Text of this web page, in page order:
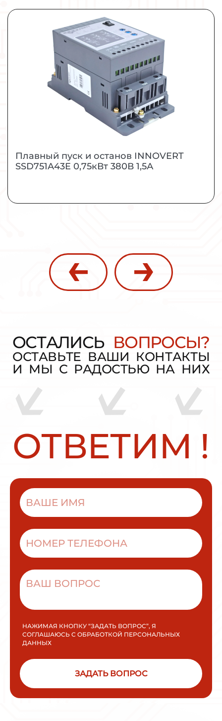
Плавный пуск и останов INNOVERT
SSD751A43E 0,75кВт 380В 1,5А
Плавный пуск и останов INNOVERT
SSD751A43E 0,75кВт 380В 1,5А
УПП для промышленных применений малой и
средней мощности.
МОЩНОСТЬ
ЗАКАЗАТЬ ПОДРОБНЕЕ
ОСТАЛИСЬ ВОПРОСЫ?
ОСТАВЬТЕ ВАШИ КОНТАКТЫ
И МЫ С РАДОСТЬЮ НА НИХ
ОТВЕТИМ !
НАЖИМАЯ КНОПКУ “ЗАДАТЬ ВОПРОС”, Я
СОГЛАШАЮСЬ С ОБРАБОТКОЙ ПЕРСОНАЛЬНЫХ
ДАННЫХ
ЗАДАТЬ ВОПРОС